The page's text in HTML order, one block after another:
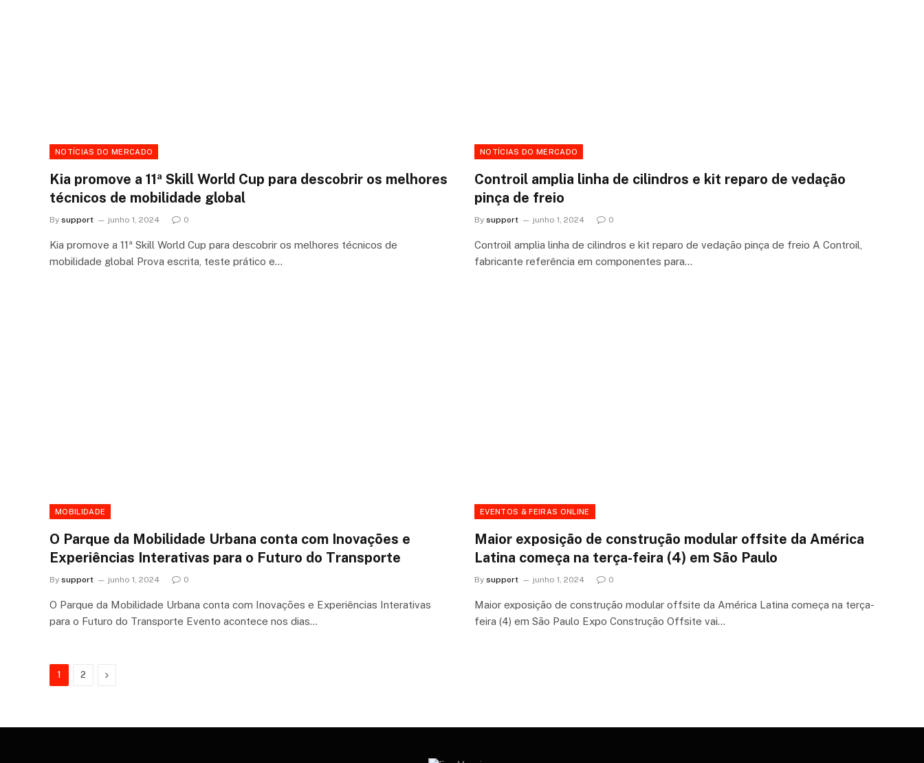
NOTÍCIAS DO MERCADO
Kia promove a 11ª Skill World Cup para descobrir os melhores
técnicos de mobilidade global
By support junho 1, 2024 0
Kia promove a 11ª Skill World Cup para descobrir os melhores técnicos de
mobilidade global Prova escrita, teste prático e…
NOTÍCIAS DO MERCADO
Controil amplia linha de cilindros e kit reparo de vedação
pinça de freio
By support junho 1, 2024 0
Controil amplia linha de cilindros e kit reparo de vedação pinça de freio A Controil,
fabricante referência em componentes para…
MOBILIDADE
O Parque da Mobilidade Urbana conta com Inovações e
Experiências Interativas para o Futuro do Transporte
By support junho 1, 2024 0
O Parque da Mobilidade Urbana conta com Inovações e Experiências Interativas
para o Futuro do Transporte Evento acontece nos dias…
EVENTOS & FEIRAS ONLINE
Maior exposição de construção modular offsite da América
Latina começa na terça-feira (4) em São Paulo
By support junho 1, 2024 0
Maior exposição de construção modular offsite da América Latina começa na terça-
feira (4) em São Paulo Expo Construção Offsite vai…
1 2 Next